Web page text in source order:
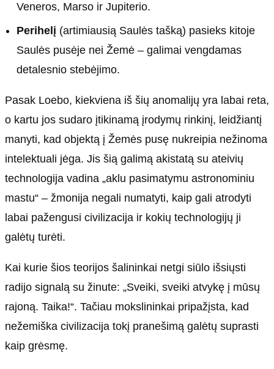
Veneros, Marso ir Jupiterio.
Perihelį (artimiausią Saulės tašką) pasieks kitoje
Saulės pusėje nei Žemė – galimai vengdamas
detalesnio stebėjimo.
Pasak Loebo, kiekviena iš šių anomalijų yra labai reta,
o kartu jos sudaro įtikinamą įrodymų rinkinį, leidžiantį
manyti, kad objektą į Žemės pusę nukreipia nežinoma
intelektuali jėga. Jis šią galimą akistatą su ateivių
technologija vadina „aklu pasimatymu astronominiu
mastu“ – žmonija negali numatyti, kaip gali atrodyti
labai pažengusi civilizacija ir kokių technologijų ji
galėtų turėti.
Kai kurie šios teorijos šalininkai netgi siūlo išsiųsti
radijo signalą su žinute: „Sveiki, sveiki atvykę į mūsų
rajoną. Taika!“. Tačiau mokslininkai pripažįsta, kad
nežemiška civilizacija tokį pranešimą galėtų suprasti
kaip grėsmę.